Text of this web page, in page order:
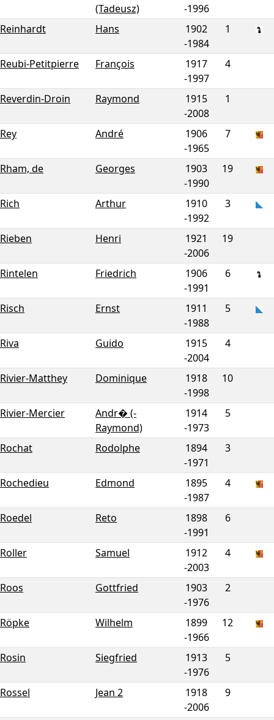
(Tadeusz)
-1996
Reinhardt Hans
1902
-1984
1
Reubi-Petitpierre François
1917
-1997
4
Reverdin-Droin Raymond
1915
-2008
1
Rey André
1906
-1965
7
Rham, de Georges
1903
-1990
19
Rich Arthur
1910
-1992
3
Rieben Henri
1921
-2006
19
Rintelen Friedrich
1906
-1991
6
Risch Ernst
1911
-1988
5
Riva Guido
1915
-2004
4
Rivier-Matthey Dominique
1918
-1998
10
Rivier-Mercier
Andr� (-
Raymond)
1914
-1973
5
Rochat Rodolphe
1894
-1971
3
Rochedieu Edmond
1895
-1987
4
Roedel Reto
1898
-1991
6
Roller Samuel
1912
-2003
4
Roos Gottfried
1903
-1976
2
Röpke Wilhelm
1899
-1966
12
Rosin Siegfried
1913
-1976
5
Rossel Jean 2
1918
-2006
9